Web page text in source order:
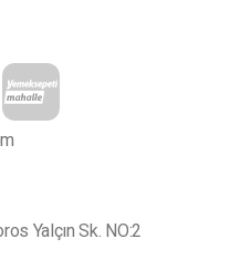
Yalçın Sk. NO:2